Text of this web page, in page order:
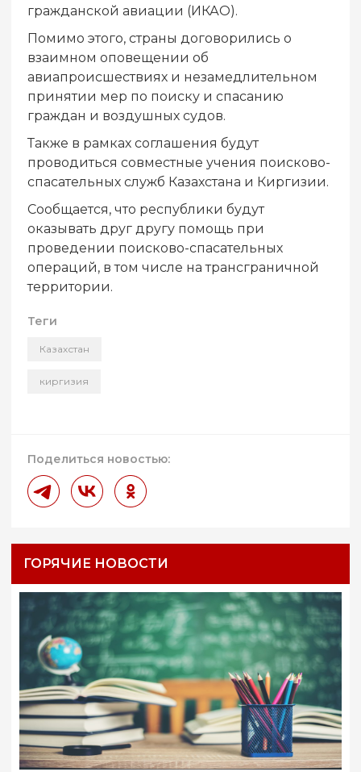
гражданской авиации (ИКАО).
Помимо этого, страны договорились о
взаимном оповещении об
авиапроисшествиях и незамедлительном
принятии мер по поиску и спасанию
граждан и воздушных судов.
Также в рамках соглашения будут
проводиться совместные учения поисково-
спасательных служб Казахстана и Киргизии.
Сообщается, что республики будут
оказывать друг другу помощь при
проведении поисково-спасательных
операций, в том числе на трансграничной
территории.
Теги
Казахстан
киргизия
Поделиться новостью:
ГОРЯЧИЕ НОВОСТИ